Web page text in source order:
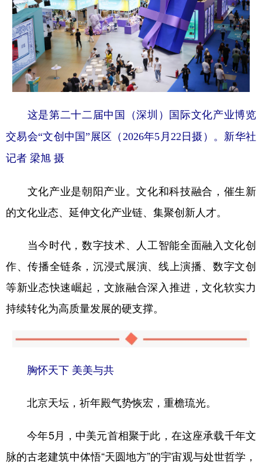
这是第二十二届中国（深圳）国际文化产业博览
交易会“文创中国”展区（2026年5月22日摄）。新华社
记者 梁旭 摄
文化产业是朝阳产业。文化和科技融合，催生新
的文化业态、延伸文化产业链、集聚创新人才。
当今时代，数字技术、人工智能全面融入文化创
作、传播全链条，沉浸式展演、线上演播、数字文创
等新业态快速崛起，文旅融合深入推进，文化软实力
持续转化为高质量发展的硬支撑。
胸怀天下 美美与共
北京天坛，祈年殿气势恢宏，重檐琉光。
今年5月，中美元首相聚于此，在这座承载千年文
脉的古老建筑中体悟“天圆地方”的宇宙观与处世哲学，